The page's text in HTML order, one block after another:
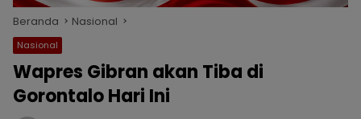
Beranda Nasional
Nasional
Wapres Gibran akan Tiba di
Gorontalo Hari Ini